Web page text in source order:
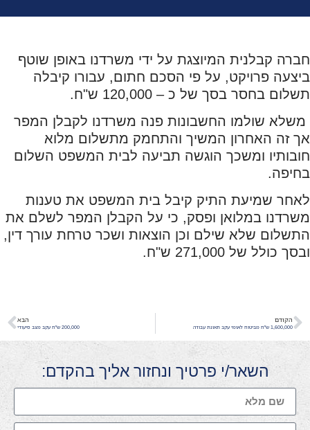
חברה קבלנית המיוצגת על ידי משרדנו באופן שוטף
ביצעה פרויקט, על פי הסכם חתום, עבורו קיבלה
תשלום בחסר בסך של כ – 120,000 ש"ח.
משלא שולמו החשבונות פנה משרדנו לקבלן המפר
אך זה האחרון המשיך והתחמק מתשלום מלוא
חובותיו ומשכך הוגשה תביעה לבית המשפט השלום
בחיפה.
לאחר שמיעת התיק קיבל בית המשפט את טענות
משרדנו במלואן ופסק, כי על הקבלן המפר לשלם את
התשלום שלא שילם וכן הוצאות ושכר טרחת עורך דין,
ובסך כולל של 271,000 ש"ח.
הקודם
1,600,000 ש"ח מביטוח לאומי עקב תאונת עבודה
הבא
200,000 ש"ח עקב מצב סיעודי
השאר/י פרטיך ונחזור אליך בהקדם: